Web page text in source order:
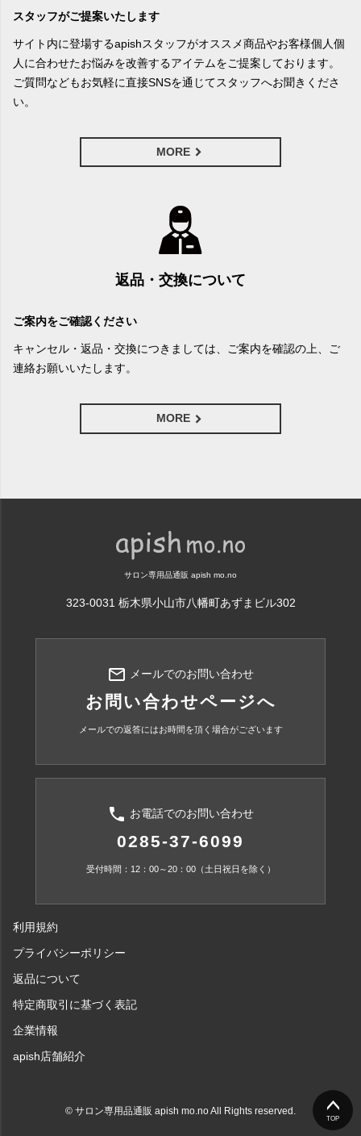
スタッフがご提案いたします
サイト内に登場するapishスタッフがオススメ商品やお客様個人個
人に合わせたお悩みを改善するアイテムをご提案しております。
ご質問などもお気軽に直接SNSを通じてスタッフへお聞きくださ
い。
MORE
返品・交換について
ご案内をご確認ください
キャンセル・返品・交換につきましては、ご案内を確認の上、ご
連絡お願いいたします。
MORE
サロン専用品通販 apish mo.no
323-0031 栃木県小山市八幡町あずまビル302
mail_outline メールでのお問い合わせ
お問い合わせページへ
メールでの返答にはお時間を頂く場合がございます
phone お電話でのお問い合わせ
0285-37-6099
受付時間：12：00～20：00（土日祝日を除く）
利用規約
プライバシーポリシー
返品について
特定商取引に基づく表記
企業情報
apish店舗紹介
© サロン専用品通販 apish mo.no All Rights reserved.
TOP